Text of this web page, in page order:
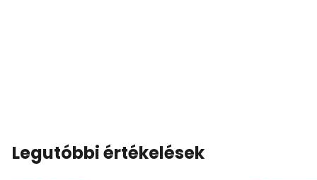
Legutóbbi értékelések